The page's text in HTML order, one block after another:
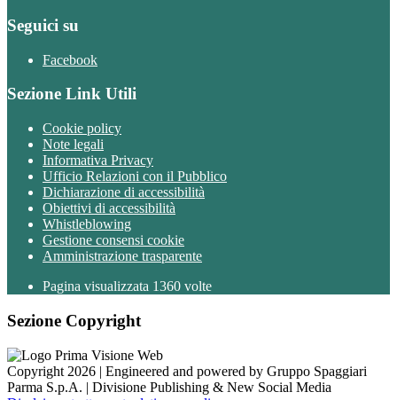
Seguici su
Facebook
Sezione Link Utili
Cookie policy
Note legali
Informativa Privacy
Ufficio Relazioni con il Pubblico
Dichiarazione di accessibilità
Obiettivi di accessibilità
Whistleblowing
Gestione consensi cookie
Amministrazione trasparente
Pagina visualizzata 1360 volte
Sezione Copyright
Copyright 2026 | Engineered and powered by Gruppo Spaggiari
Parma S.p.A. | Divisione Publishing & New Social Media